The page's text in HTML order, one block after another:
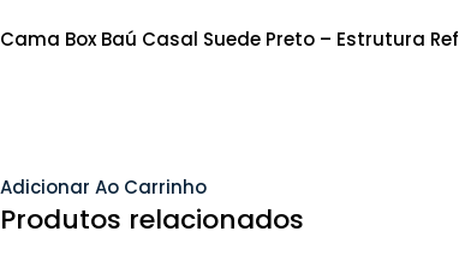
Cama Box Baú Casal Suede Preto – Estrutura
Adicionar Ao Carrinho
Produtos relacionados